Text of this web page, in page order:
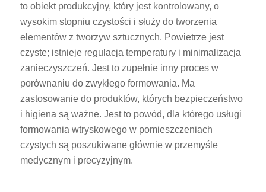
to obiekt produkcyjny, który jest kontrolowany, o
wysokim stopniu czystości i służy do tworzenia
elementów z tworzyw sztucznych. Powietrze jest
czyste; istnieje regulacja temperatury i minimalizacja
zanieczyszczeń. Jest to zupełnie inny proces w
porównaniu do zwykłego formowania. Ma
zastosowanie do produktów, których bezpieczeństwo
i higiena są ważne. Jest to powód, dla którego usługi
formowania wtryskowego w pomieszczeniach
czystych są poszukiwane głównie w przemyśle
medycznym i precyzyjnym.